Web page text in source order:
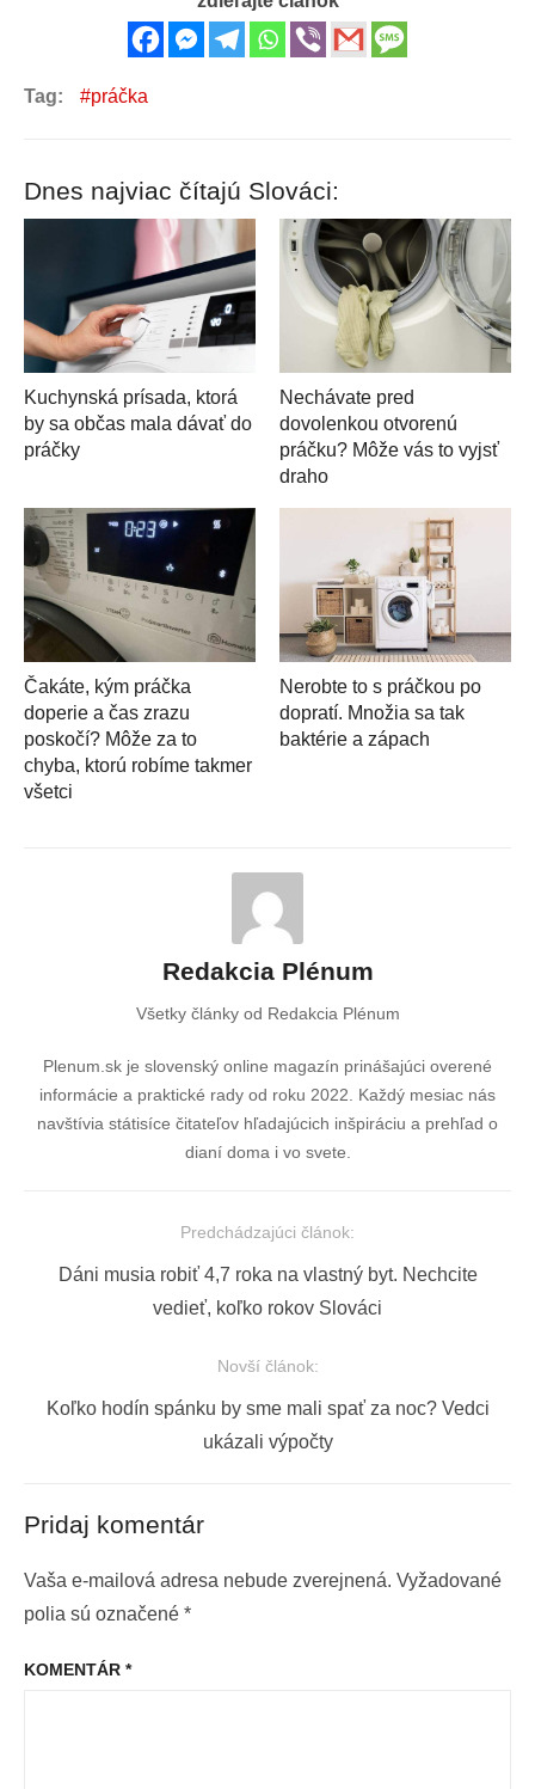
Tag: práčka
Dnes najviac čítajú Slováci:
Kuchynská prísada, ktorá
by sa občas mala dávať do
práčky
Nechávate pred
dovolenkou otvorenú
práčku? Môže vás to vyjsť
draho
Čakáte, kým práčka
doperie a čas zrazu
poskočí? Môže za to
chyba, ktorú robíme takmer
všetci
Nerobte to s práčkou po
dopratí. Množia sa tak
baktérie a zápach
Redakcia Plénum
Všetky články od Redakcia Plénum
Plenum.sk je slovenský online magazín prinášajúci overené
informácie a praktické rady od roku 2022. Každý mesiac nás
navštívia státisíce čitateľov hľadajúcich inšpiráciu a prehľad o
dianí doma i vo svete.
Predchádzajúci článok:
Previous
Dáni musia robiť 4,7 roka na vlastný byt. Nechcite
vedieť, koľko rokov Slováci
Novší článok:
Next
Koľko hodín spánku by sme mali spať za noc? Vedci
ukázali výpočty
Pridaj komentár
Vaša e-mailová adresa nebude zverejnená. Vyžadované
polia sú označené *
KOMENTÁR *